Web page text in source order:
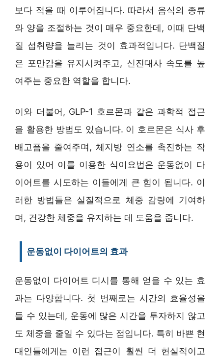
보다 적을 때 이루어집니다. 따라서 음식의 종류
와 양을 조절하는 것이 매우 중요한데, 이때 단백
질 섭취량을 늘리는 것이 효과적입니다. 단백질
은 포만감을 유지시켜주고, 신진대사 속도를 높
여주는 중요한 역할을 합니다.
이와 더불어, GLP-1 호르몬과 같은 과학적 접근
을 활용한 방법도 있습니다. 이 호르몬은 식사 후
배고픔을 줄여주며, 체지방 연소를 촉진하는 작
용이 있어 이를 이용한 식이요법은 운동없이 다
이어트를 시도하는 이들에게 큰 힘이 됩니다. 이
러한 방법들은 실질적으로 체중 감량에 기여하
며, 건강한 체중을 유지하는 데 도움을 줍니다.
운동없이 다이어트의 효과
운동없이 다이어트 디시를 통해 얻을 수 있는 효
과는 다양합니다. 첫 번째로는 시간의 효율성을
들 수 있는데, 운동에 많은 시간을 투자하지 않고
도 체중을 줄일 수 있다는 점입니다. 특히 바쁜 현
대인들에게는 이런 접근이 훨씬 더 현실적이고